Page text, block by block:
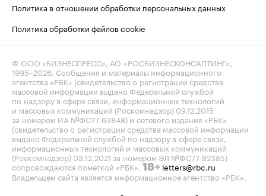
Политика в отношении обработки персональных данных
Политика обработки файлов cookie
© ООО «БИЗНЕСПРЕСС», АО «РОСБИЗНЕСКОНСАЛТИНГ»,
1995–2026 . Сообщения и материалы информационного
агентства «РБК» (свидетельство о регистрации средства
массовой информации выдано Федеральной службой
по надзору в сфере связи, информационных технологий
и массовых коммуникаций (Роскомнадзор) 09.12.2015
за номером ИА №ФС77-63848) и сетевого издания «РБК»
(свидетельство о регистрации средства массовой информации
выдано Федеральной службой по надзору в сфере связи,
информационных технологий и массовых коммуникаций
(Роскомнадзор) 03.12.2021 за номером ЭЛ №ФС77-82385)
сопровождаются пометкой «РБК». 18+ letters@rbc.ru
Владельцем сайта является информационное агентство «РБК».